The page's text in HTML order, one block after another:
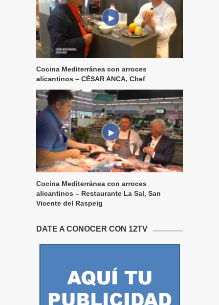
Cocina Mediterránea con arroces
alicantinos – CÉSAR ANCA, Chef
Cocina Mediterránea con arroces
alicantinos – Restaurante La Sal, San
Vicente del Raspeig
DATE A CONOCER CON 12TV